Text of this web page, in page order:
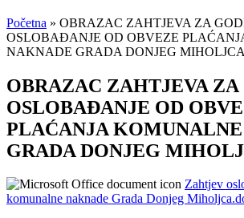
Početna » OBRAZAC ZAHTJEVA ZA
OSLOBAĐANJE OD OBVEZE
NAKNADE GRADA DONJEG MIHOLJCA
OBRAZAC ZAHTJEVA ZA
OSLOBAĐANJE OD
PLAĆANJA
GRADA DONJEG
Zahtjev
komunalne naknade Grada Donjeg